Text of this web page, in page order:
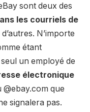
sont deux des
les courriels de
N’importe
étant
un employé de
électronique
que
signalera pas.